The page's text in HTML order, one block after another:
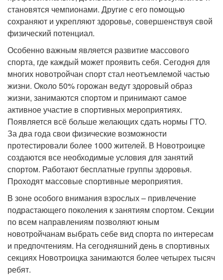
становятся чемпионами. Другие с его помощью
сохраняют и укрепляют здоровье, совершенствуя свой
физический потенциал.
Особенно важным является развитие массового
спорта, где каждый может проявить себя. Сегодня для
многих новотройчан спорт стал неотъемлемой частью
жизни. Около 50% горожан ведут здоровый образ
жизни, занимаются спортом и принимают самое
активное участие в спортивных мероприятиях.
Появляется всё больше желающих сдать нормы ГТО.
За два года свои физические возможности
протестировали более 1000 жителей. В Новотроицке
создаются все необходимые условия для занятий
спортом. Работают бесплатные группы здоровья.
Проходят массовые спортивные мероприятия.
В зоне особого внимания взрослых – привлечение
подрастающего поколения к занятиям спортом. Секции
по всем направлениям позволяют юным
новотройчанам выбрать себе вид спорта по интересам
и предпочтениям. На сегодняшний день в спортивных
секциях Новотроицка занимаются более четырех тысяч
ребят.